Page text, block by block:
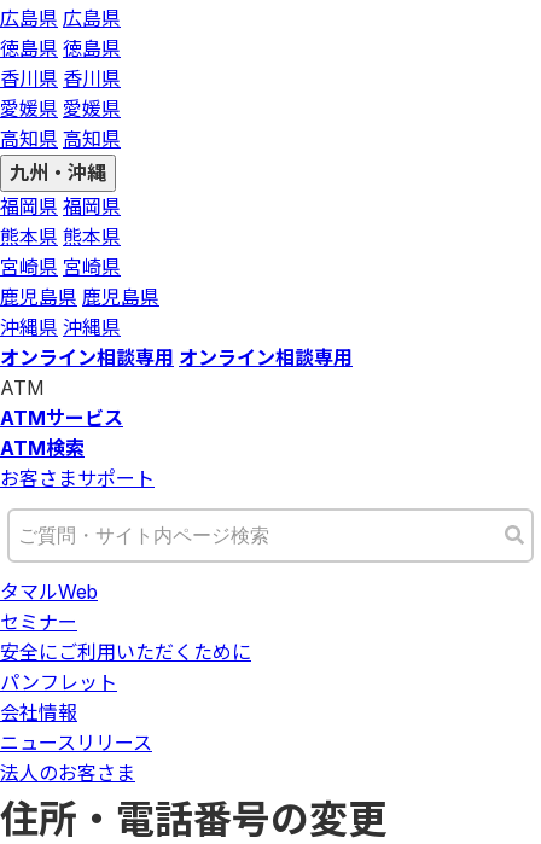
広島県 広島県
徳島県 徳島県
香川県 香川県
愛媛県 愛媛県
高知県 高知県
九州・沖縄
福岡県 福岡県
熊本県 熊本県
宮崎県 宮崎県
鹿児島県 鹿児島県
沖縄県 沖縄県
オンライン相談専用 オンライン相談専用
ATM
ATMサービス
ATM検索
お客さまサポート
タマルWeb
セミナー
安全にご利用いただくために
パンフレット
会社情報
ニュースリリース
法人のお客さま
住所・電話番号の変更